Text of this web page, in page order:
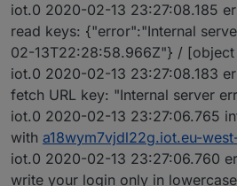
es über
Adapter nur
Einträge
bisher nicht
Pro Lizenz
iot.0 2020-
(1825)
password or
shelly.0
debug
192.168.2.21
/ SHSW-
mittlerweile
gemacht
genommen.
Ich habe die
mehrfach de
Wenn ich
Cloud
In der IOT
meine Alexa
Kann mir
Braucht ihr
iot.0 2020-02-13 23:27:08.185
read keys: {"error":"Internal
02-13T22:28:58.966Z"} / [object
iot.0 2020-02-13 23:27:08.183
fetch URL key: "Internal server
iot.0 2020-02-13 23:27:06.765
with a18wym7vjdl22g.iot.eu-
iot.0 2020-02-13 23:27:06.760
write your login only in